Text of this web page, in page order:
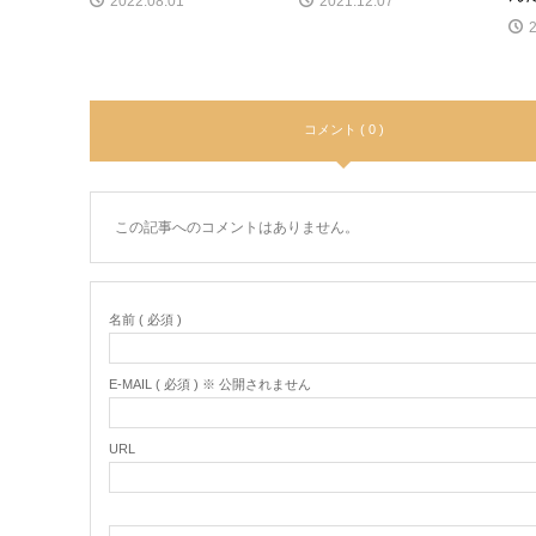
コメント ( 0 )
この記事へのコメントはありません。
名前 ( 必須 )
E-MAIL ( 必須 ) ※ 公開されません
URL